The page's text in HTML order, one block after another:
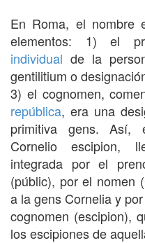
En Roma, el nombre
elementos: 1) el
individual de la
gentilitium o
3) el cognomen,
república, era una
primitiva gens. Así,
Cornelio escipion,
integrada por el
(públic), por el nomen
a la gens Cornelia y
cognomen (escipion),
los escipiones de